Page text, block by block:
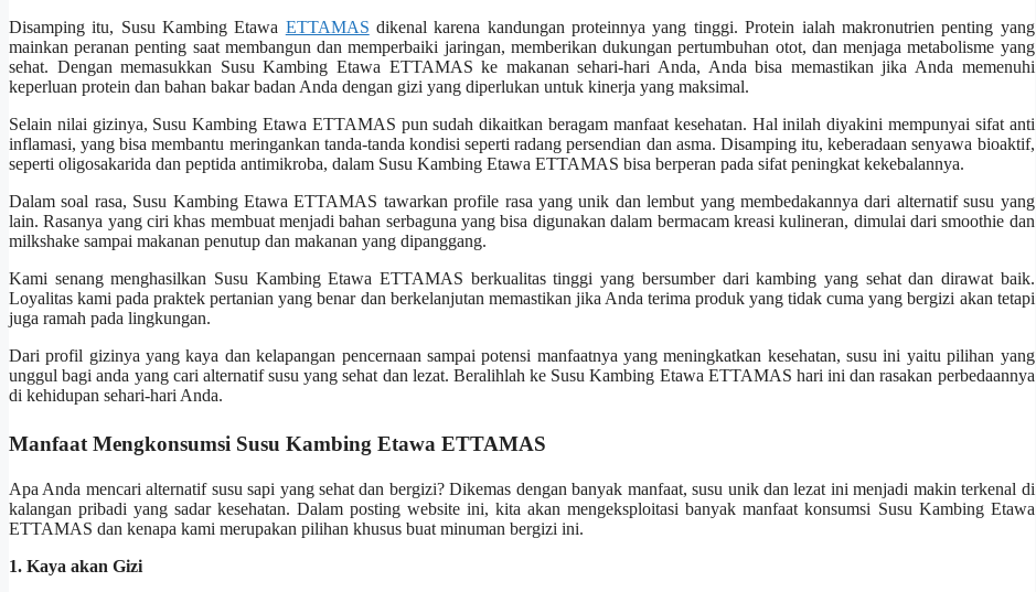
Disamping itu, Susu Kambing Etawa ETTAMAS dikenal karena kandungan proteinnya yang tinggi. Protein ialah makronutrien penting yang
mainkan peranan penting saat membangun dan memperbaiki jaringan, memberikan dukungan pertumbuhan otot, dan menjaga metabolisme yang
sehat. Dengan memasukkan Susu Kambing Etawa ETTAMAS ke makanan sehari-hari Anda, Anda bisa memastikan jika Anda memenuhi
keperluan protein dan bahan bakar badan Anda dengan gizi yang diperlukan untuk kinerja yang maksimal.
Selain nilai gizinya, Susu Kambing Etawa ETTAMAS pun sudah dikaitkan beragam manfaat kesehatan. Hal inilah diyakini mempunyai sifat anti
inflamasi, yang bisa membantu meringankan tanda-tanda kondisi seperti radang persendian dan asma. Disamping itu, keberadaan senyawa bioaktif,
seperti oligosakarida dan peptida antimikroba, dalam Susu Kambing Etawa ETTAMAS bisa berperan pada sifat peningkat kekebalannya.
Dalam soal rasa, Susu Kambing Etawa ETTAMAS tawarkan profile rasa yang unik dan lembut yang membedakannya dari alternatif susu yang
lain. Rasanya yang ciri khas membuat menjadi bahan serbaguna yang bisa digunakan dalam bermacam kreasi kulineran, dimulai dari smoothie dan
milkshake sampai makanan penutup dan makanan yang dipanggang.
Kami senang menghasilkan Susu Kambing Etawa ETTAMAS berkualitas tinggi yang bersumber dari kambing yang sehat dan dirawat baik.
Loyalitas kami pada praktek pertanian yang benar dan berkelanjutan memastikan jika Anda terima produk yang tidak cuma yang bergizi akan tetapi
juga ramah pada lingkungan.
Dari profil gizinya yang kaya dan kelapangan pencernaan sampai potensi manfaatnya yang meningkatkan kesehatan, susu ini yaitu pilihan yang
unggul bagi anda yang cari alternatif susu yang sehat dan lezat. Beralihlah ke Susu Kambing Etawa ETTAMAS hari ini dan rasakan perbedaannya
di kehidupan sehari-hari Anda.
Manfaat Mengkonsumsi Susu Kambing Etawa ETTAMAS
Apa Anda mencari alternatif susu sapi yang sehat dan bergizi? Dikemas dengan banyak manfaat, susu unik dan lezat ini menjadi makin terkenal di
kalangan pribadi yang sadar kesehatan. Dalam posting website ini, kita akan mengeksploitasi banyak manfaat konsumsi Susu Kambing Etawa
ETTAMAS dan kenapa kami merupakan pilihan khusus buat minuman bergizi ini.
1. Kaya akan Gizi